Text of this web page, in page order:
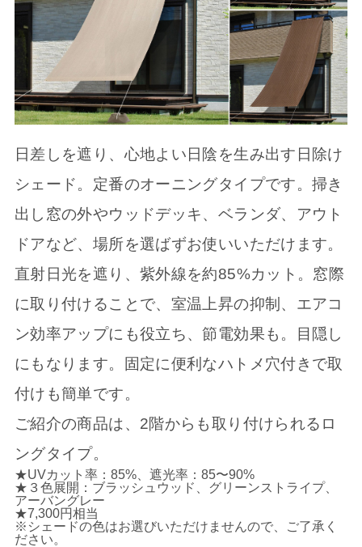
日差しを遮り、心地よい日陰を生み出す日除け
シェード。定番のオーニングタイプです。掃き
出し窓の外やウッドデッキ、ベランダ、アウト
ドアなど、場所を選ばずお使いいただけます。
直射日光を遮り、紫外線を約85%カット。窓際
に取り付けることで、室温上昇の抑制、エアコ
ン効率アップにも役立ち、節電効果も。目隠し
にもなります。固定に便利なハトメ穴付きで取
付けも簡単です。
ご紹介の商品は、2階からも取り付けられるロ
ングタイプ。
★UVカット率：85%、遮光率：85〜90%
★３色展開：ブラッシュウッド、グリーンストライプ、
アーバングレー
★7,300円相当
※シェードの色はお選びいただけませんので、ご了承く
ださい。